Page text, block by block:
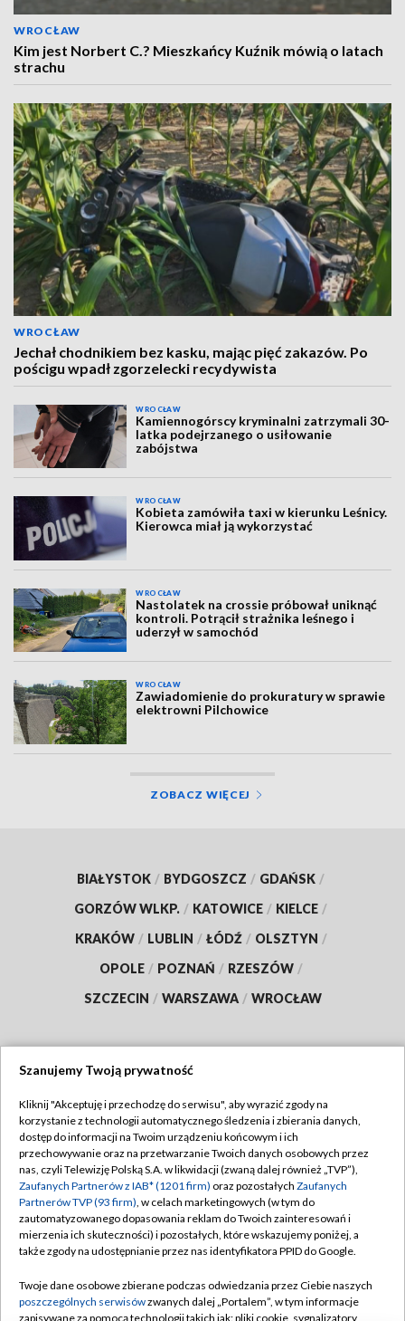
WROCŁAW
Kim jest Norbert C.? Mieszkańcy Kuźnik mówią o latach
strachu
WROCŁAW
Jechał chodnikiem bez kasku, mając pięć zakazów. Po
pościgu wpadł zgorzelecki recydywista
WROCŁAW
Kamiennogórscy kryminalni zatrzymali 30-
latka podejrzanego o usiłowanie
zabójstwa
WROCŁAW
Kobieta zamówiła taxi w kierunku Leśnicy.
Kierowca miał ją wykorzystać
WROCŁAW
Nastolatek na crossie próbował uniknąć
kontroli. Potrącił strażnika leśnego i
uderzył w samochód
WROCŁAW
Zawiadomienie do prokuratury w sprawie
elektrowni Pilchowice
ZOBACZ WIĘCEJ
BIAŁYSTOK / BYDGOSZCZ / GDAŃSK /
GORZÓW WLKP. / KATOWICE / KIELCE /
KRAKÓW / LUBLIN / ŁÓDŹ / OLSZTYN /
OPOLE / POZNAŃ / RZESZÓW /
SZCZECIN / WARSZAWA / WROCŁAW
TVP
Abonament TVP
Emisja w TVP
Centrum informacji TVP
Naziemna Telewizja Cyfrowa
Rada Programowa
Regulamin TVP
Polityka prywatności
Moje zgody
Pomoc
Kontakt
Szanujemy Twoją prywatność
Kliknij "Akceptuję i przechodzę do serwisu", aby wyrazić zgody na
korzystanie z technologii automatycznego śledzenia i zbierania danych,
dostęp do informacji na Twoim urządzeniu końcowym i ich
przechowywanie oraz na przetwarzanie Twoich danych osobowych przez
nas, czyli Telewizję Polską S.A. w likwidacji (zwaną dalej również „TVP”),
Zaufanych Partnerów z IAB* (1201 firm) oraz pozostałych Zaufanych
Partnerów TVP (93 firm), w celach marketingowych (w tym do
zautomatyzowanego dopasowania reklam do Twoich zainteresowań i
mierzenia ich skuteczności) i pozostałych, które wskazujemy poniżej, a
także zgody na udostępnianie przez nas identyfikatora PPID do Google.
Twoje dane osobowe zbierane podczas odwiedzania przez Ciebie naszych
poszczególnych serwisówzwanych dalej „Portalem”, w tym informacje
zapisywane za pomocą technologii takich jak: pliki cookie, sygnalizatory